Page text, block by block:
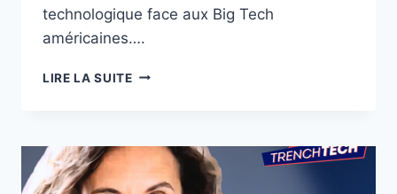
technologique face aux Big Tech
américaines….
LIRE LA SUITE LA
VRAIMENT
PASSER